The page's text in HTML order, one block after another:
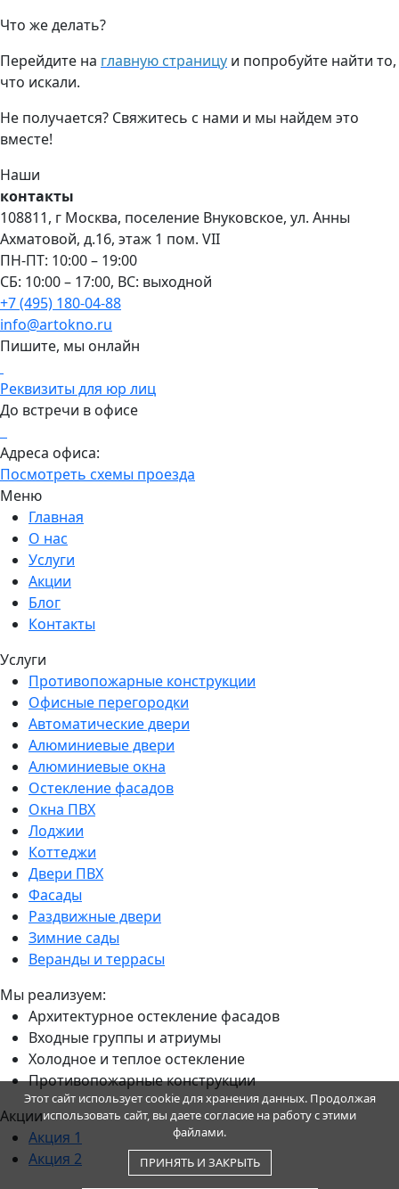
Что же делать?
Перейдите на главную страницу и попробуйте найти то,
что искали.
Не получается? Свяжитесь с нами и мы найдем это
вместе!
Наши
контакты
108811, г Москва, поселение Внуковское, ул. Анны
Ахматовой, д.16, этаж 1 пом. VII
ПН-ПТ: 10:00 – 19:00
СБ: 10:00 – 17:00, ВС: выходной
+7 (495) 180-04-88
info@artokno.ru
Пишите, мы онлайн
Реквизиты для юр лиц
До встречи в офисе
Адреса офиса:
Посмотреть схемы проезда
Меню
Главная
О нас
Услуги
Акции
Блог
Контакты
Услуги
Противопожарные конструкции
Офисные перегородки
Автоматические двери
Алюминиевые двери
Алюминиевые окна
Остекление фасадов
Окна ПВХ
Лоджии
Коттеджи
Двери ПВХ
Фасады
Раздвижные двери
Зимние сады
Веранды и террасы
Мы реализуем:
Архитектурное остекление фасадов
Входные группы и атриумы
Холодное и теплое остекление
Противопожарные конструкции
Акции
Акция 1
Акция 2
Этот сайт использует cookie для хранения данных. Продолжая
использовать сайт, вы даете согласие на работу с этими
файлами.
ПРИНЯТЬ И ЗАКРЫТЬ